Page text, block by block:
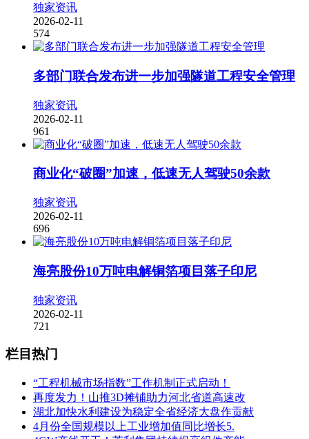
独家资讯
2026-02-11
574
多部门联合发布进一步加强隧道工程安全管理
独家资讯
2026-02-11
961
商业化“破圈”加速，低速无人驾驶50余款
独家资讯
2026-02-11
696
海亮股份10万吨电解铜箔项目落子印尼
独家资讯
2026-02-11
721
栏目热门
“工程机械市场指数”工作机制正式启动！
再度发力！山推3D摊铺助力河北省道高速改
湖北加快水利建设为稳定全省经济大盘作贡献
4月份全国规模以上工业增加值同比增长5.